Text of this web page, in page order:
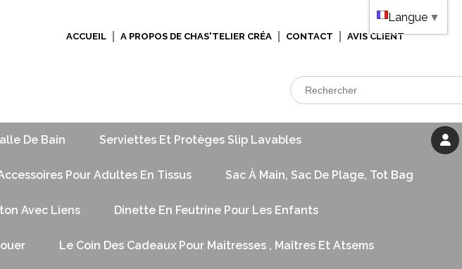
ACCUEIL A PROPOS DE CHAS'TELIER CRÉA CONTACT AVIS CLIENT
De Bain Serviettes Et Protèges Slip Lavables
Pour Adultes En Tissus Sac À Main, Sac De Plage, Tot Bag
Avec Liens Dinette En Feutrine Pour Les Enfants
Le Coin Des Cadeaux Pour Maitresses , Maîtres Et Atsems
Langue ▼